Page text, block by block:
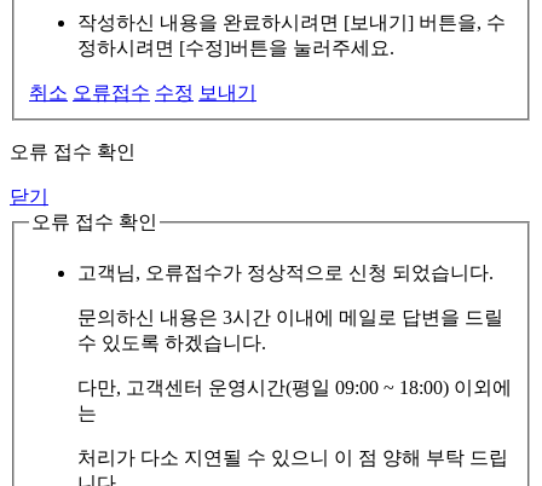
작성하신 내용을 완료하시려면 [보내기] 버튼을, 수
정하시려면 [수정]버튼을 눌러주세요.
취소 오류접수 수정 보내기
오류 접수 확인
닫기
오류 접수 확인
고객님, 오류접수가 정상적으로 신청 되었습니다.
문의하신 내용은 3시간 이내에 메일로 답변을 드릴
수 있도록 하겠습니다.
다만, 고객센터 운영시간(평일 09:00 ~ 18:00) 이외에
는
처리가 다소 지연될 수 있으니 이 점 양해 부탁 드립